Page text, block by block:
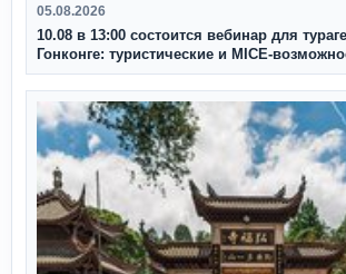
05.08.2026
10.08 в 13:00 состоится вебинар для
Гонконге: туристические и MICE-